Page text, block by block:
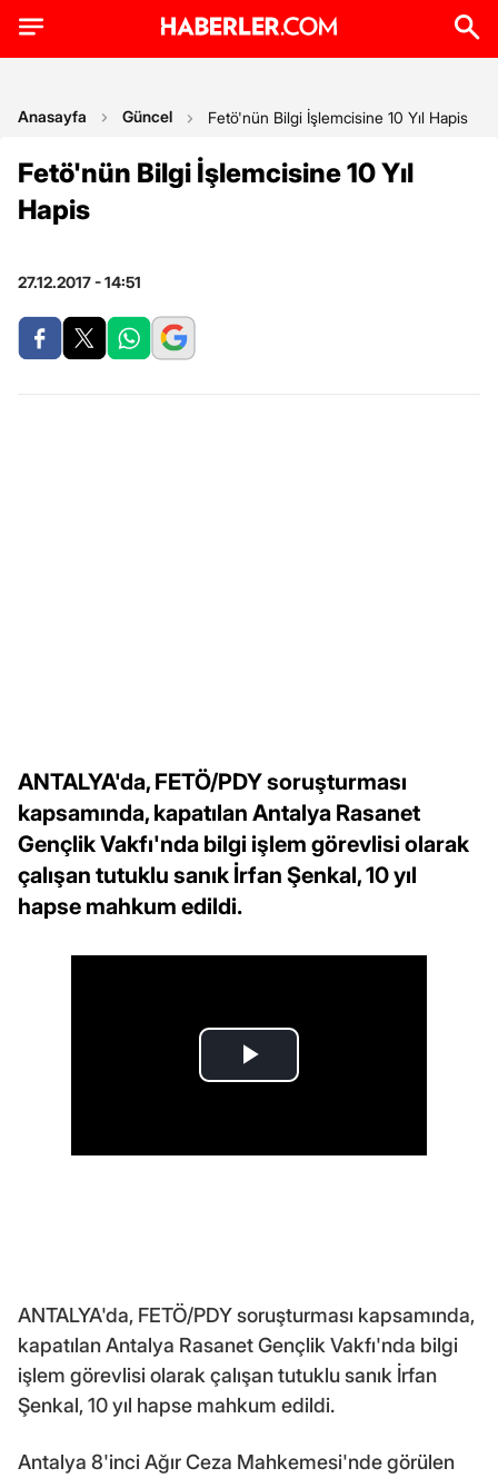
Anasayfa Güncel Fetö'nün Bilgi İşlemcisine 10 Yıl Hapis
Fetö'nün Bilgi İşlemcisine 10 Yıl
Hapis
27.12.2017 - 14:51
ANTALYA'da, FETÖ/PDY soruşturması
kapsamında, kapatılan Antalya Rasanet
Gençlik Vakfı'nda bilgi işlem görevlisi olarak
çalışan tutuklu sanık İrfan Şenkal, 10 yıl
hapse mahkum edildi.
ANTALYA'da, FETÖ/PDY soruşturması kapsamında,
kapatılan Antalya Rasanet Gençlik Vakfı'nda bilgi
işlem görevlisi olarak çalışan tutuklu sanık İrfan
Şenkal, 10 yıl hapse mahkum edildi.
Antalya 8'inci Ağır Ceza Mahkemesi'nde görülen